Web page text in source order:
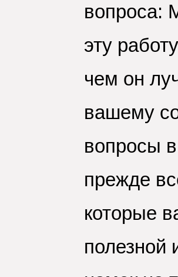
вопроса:
эту
чем он
вашему
вопросы
прежде
которые
полезной